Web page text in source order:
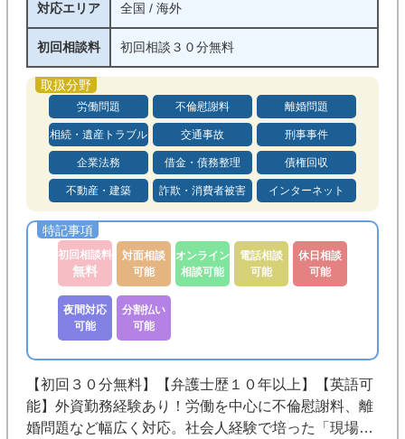
対応エリア 全国 / 海外
初回相談料 初回相談３０分無料
労働問題 不倫慰謝料 離婚問題
相続・遺産トラブル 交通事故 刑事事件
企業法務 借金・債務整理 債権回収
不動産・建築 詐欺・消費者被害 インターネット
初回相談料
無料
対面相談
可能
オンライン
相談可能
電話相談
可能
休日相談
可能
夜間対応
可能
分割払い
可能
【初回３０分無料】【弁護士歴１０年以上】【英語可
能】外資勤務経験あり！労働を中心に不倫慰謝料、離
婚問題など幅広く対応。社会人経験で培った「現場感